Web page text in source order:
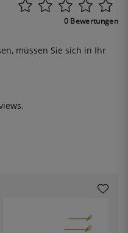
0 Bewertungen
müssen Sie sich in Ihr